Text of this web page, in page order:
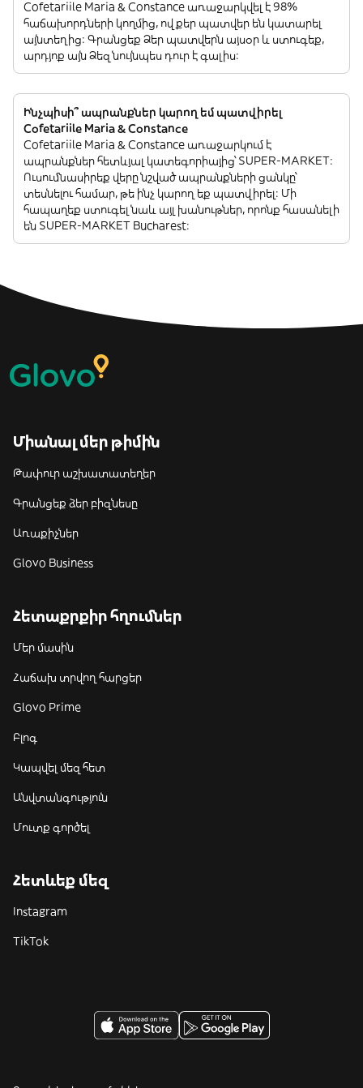
Cofetariile Maria & Constance առաջարկվել է 98%
հաճախորդների կողմից, ովքեր պատվեր են կատարել
այնտեղից: Գրանցեք Ձեր պատվերն այսօր և ստուգեք,
արդյոք այն Ձեզ նույնպես դուր է գալիս:
Ինչպիսի՞ ապրանքներ կարող եմ պատվիրել
Cofetariile Maria & Constance
Cofetariile Maria & Constance առաջարկում է
ապրանքներ հետևյալ կատեգորիայից՝ SUPER-MARKET:
Ուսումնասիրեք վերը նշված ապրանքների ցանկը՝
տեսնելու համար, թե ինչ կարող եք պատվիրել: Մի
հապաղեք ստուգել նաև այլ խանութներ, որոնք հասանելի
են SUPER-MARKET Bucharest:
Միանալ մեր թիմին
Թափուր աշխատատեղեր
Գրանցեք ձեր բիզնեսը
Առաքիչներ
Glovo Business
Հետաքրքիր հղումներ
Մեր մասին
Հաճախ տրվող հարցեր
Glovo Prime
Բլոգ
Կապվել մեզ հետ
Անվտանգություն
Մուտք գործել
Հետևեք մեզ
Instagram
TikTok